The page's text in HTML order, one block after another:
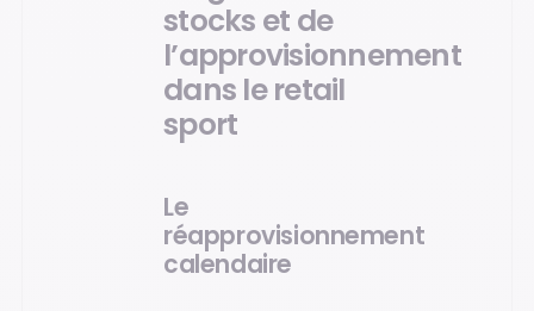
stocks et de
l’approvisionnement
dans le retail
sport
Le
réapprovisionnement
calendaire